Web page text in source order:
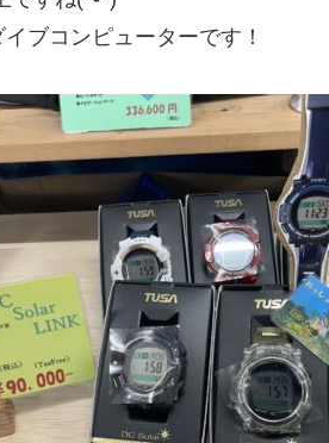
ブコンピューターです！